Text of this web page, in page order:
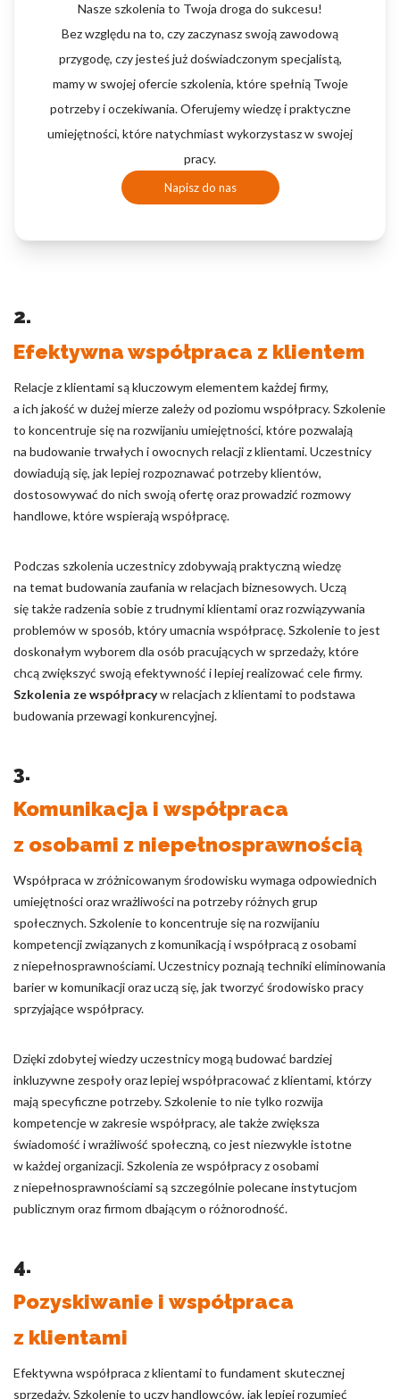
Nasze szkolenia to Twoja droga do sukcesu!
Bez względu na to, czy zaczynasz swoją zawodową
przygodę, czy jesteś już doświadczonym specjalistą,
mamy w swojej ofercie szkolenia, które spełnią Twoje
potrzeby i oczekiwania. Oferujemy wiedzę i praktyczne
umiejętności, które natychmiast wykorzystasz w swojej
pracy.
Napisz do nas
2.
Efektywna współpraca z klientem
Relacje z klientami są kluczowym elementem każdej firmy,
a ich jakość w dużej mierze zależy od poziomu współpracy. Szkolenie
to koncentruje się na rozwijaniu umiejętności, które pozwalają
na budowanie trwałych i owocnych relacji z klientami. Uczestnicy
dowiadują się, jak lepiej rozpoznawać potrzeby klientów,
dostosowywać do nich swoją ofertę oraz prowadzić rozmowy
handlowe, które wspierają współpracę.
Podczas szkolenia uczestnicy zdobywają praktyczną wiedzę
na temat budowania zaufania w relacjach biznesowych. Uczą
się także radzenia sobie z trudnymi klientami oraz rozwiązywania
problemów w sposób, który umacnia współpracę. Szkolenie to jest
doskonałym wyborem dla osób pracujących w sprzedaży, które
chcą zwiększyć swoją efektywność i lepiej realizować cele firmy.
Szkolenia ze współpracyw relacjach z klientami to podstawa
budowania przewagi konkurencyjnej.
3.
Komunikacja i współpraca
z osobami z niepełnosprawnością
Współpraca w zróżnicowanym środowisku wymaga odpowiednich
umiejętności oraz wrażliwości na potrzeby różnych grup
społecznych. Szkolenie to koncentruje się na rozwijaniu
kompetencji związanych z komunikacją i współpracą z osobami
z niepełnosprawnościami. Uczestnicy poznają techniki eliminowania
barier w komunikacji oraz uczą się, jak tworzyć środowisko pracy
sprzyjające współpracy.
Dzięki zdobytej wiedzy uczestnicy mogą budować bardziej
inkluzywne zespoły oraz lepiej współpracować z klientami, którzy
mają specyficzne potrzeby. Szkolenie to nie tylko rozwija
kompetencje w zakresie współpracy, ale także zwiększa
świadomość i wrażliwość społeczną, co jest niezwykle istotne
w każdej organizacji. Szkolenia ze współpracy z osobami
z niepełnosprawnościami są szczególnie polecane instytucjom
publicznym oraz firmom dbającym o różnorodność.
4.
Pozyskiwanie i współpraca
z klientami
Efektywna współpraca z klientami to fundament skutecznej
sprzedaży. Szkolenie to uczy handlowców, jak lepiej rozumieć